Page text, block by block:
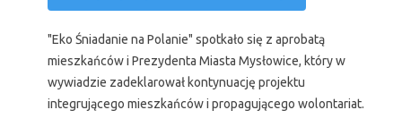
"Eko Śniadanie na Polanie" spotkało się z aprobatą
mieszkańców i Prezydenta Miasta Mysłowice, który w
wywiadzie zadeklarował kontynuację projektu
integrującego mieszkańców i propagującego wolontariat.